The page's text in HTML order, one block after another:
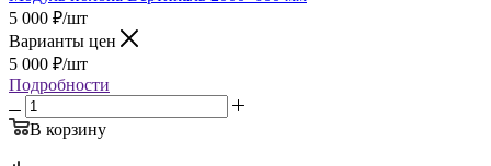
5 000 ₽/шт
Варианты цен
5 000 ₽/шт
Подробности
В корзину